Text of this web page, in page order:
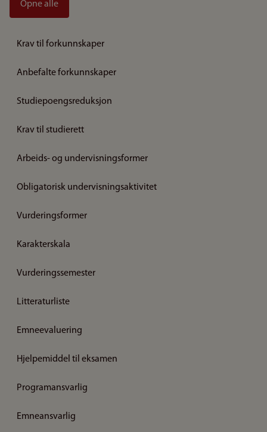
Opne alle
Krav til forkunnskaper
Anbefalte forkunnskaper
Studiepoengsreduksjon
Krav til studierett
Arbeids- og undervisningsformer
Obligatorisk undervisningsaktivitet
Vurderingsformer
Karakterskala
Vurderingssemester
Litteraturliste
Emneevaluering
Hjelpemiddel til eksamen
Programansvarlig
Emneansvarlig